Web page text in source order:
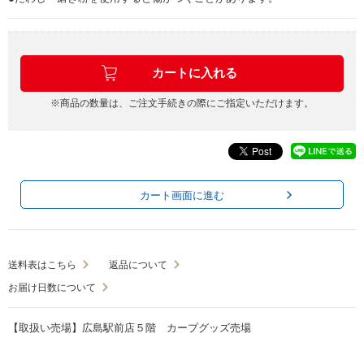
※商品の数量は、ご注文手続きの際にご指定いただけます。
カート画面に進む
送料表はこちら
返品について
お届け日数について
【取扱い売場】広島駅前店５階 カープグッズ売場